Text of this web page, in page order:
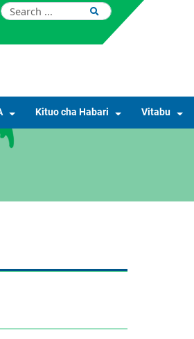
Kituo cha Habari Vitabu